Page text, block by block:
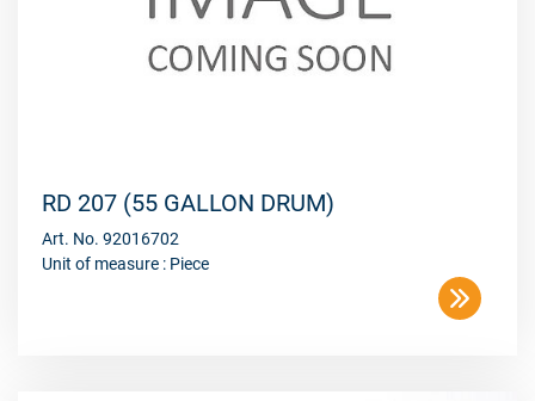
RD 207 (55 GALLON DRUM)
Art. No. 92016702
Unit of measure : Piece